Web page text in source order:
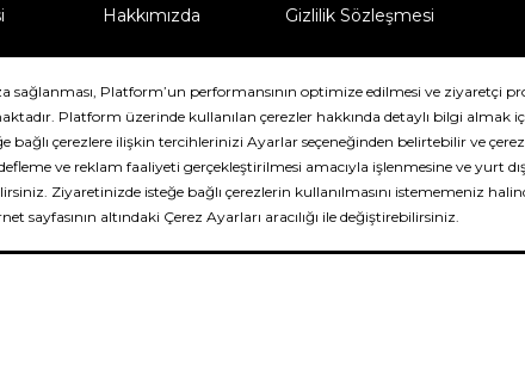
Hakkımızda Gizlilik Sözleşmesi
2026. Tüm hakları saklıdır.